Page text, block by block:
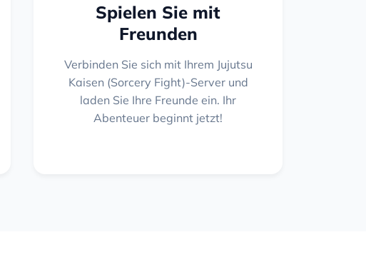
Spielen Sie mit
Freunden
Verbinden Sie sich mit Ihrem Jujutsu
Kaisen (Sorcery Fight)-Server und
laden Sie Ihre Freunde ein. Ihr
Abenteuer beginnt jetzt!